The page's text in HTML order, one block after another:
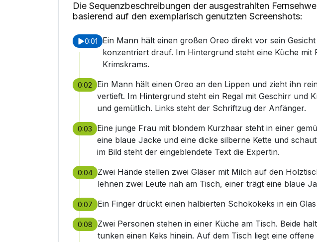
Die Sequenzbeschreibungen der ausgestrahlten
basierend auf den exemplarisch genutzten Screenshots:
0:01
Ein Mann hält einen großen Oreo direkt vor sein
konzentriert drauf. Im Hintergrund steht eine Küche mit
Krimskrams.
0:02
Ein Mann hält einen Oreo an den Lippen und zieht ihn
vertieft. Im Hintergrund steht ein Regal mit Geschirr und
und gemütlich. Links steht der Schriftzug der Anfänger.
0:03
Eine junge Frau mit blondem Kurzhaar steht in einer
eine blaue Jacke und eine dicke silberne Kette und
im Bild steht der eingeblendete Text die Expertin.
0:04
Zwei Hände stellen zwei Gläser mit Milch auf den
lehnen zwei Leute nah am Tisch, einer trägt eine blaue
0:07 Ein Finger drückt einen halbierten Schokokeks in ein
0:08
Zwei Personen stehen in einer Küche am Tisch. Beide
tunken einen Keks hinein. Auf dem Tisch liegt eine